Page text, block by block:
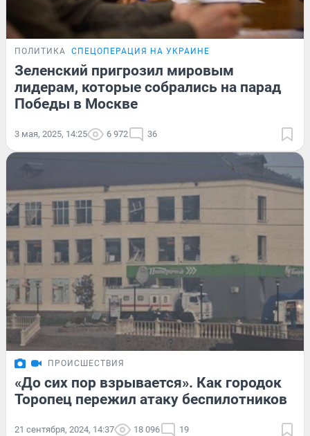
ПОЛИТИКА СПЕЦОПЕРАЦИЯ НА УКРАИНЕ
Зеленский пригрозил мировым
лидерам, которые собрались на парад
Победы в Москве
3 мая, 2025, 14:25 6 972 36
ПРОИСШЕСТВИЯ
«До сих пор взрывается». Как городок
Торопец пережил атаку беспилотников
21 сентября, 2024, 14:37 18 096 19